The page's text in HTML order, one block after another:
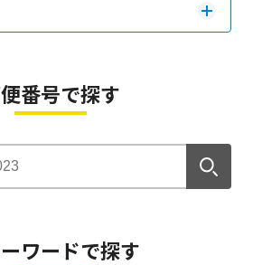
番号で探す
ワードで探す